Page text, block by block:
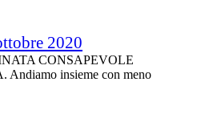
2020
CONSAPEVOLE
insieme con meno